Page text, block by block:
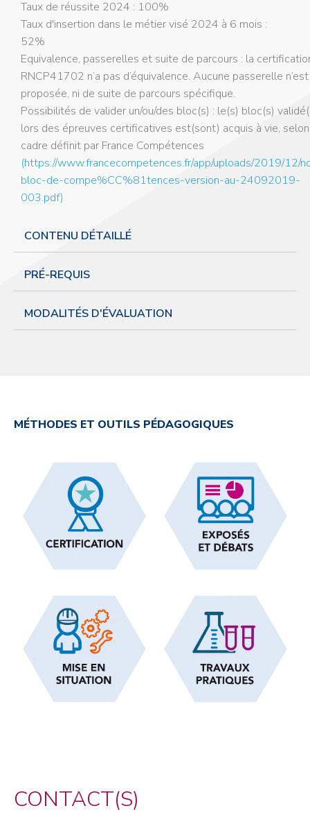
Taux de réussite 2024 : 100%
Taux d'insertion dans le métier visé 2024 à 6 mois :
52%
Equivalence, passerelles et suite de parcours : la
RNCP41702 n’a pas d’équivalence. Aucune passerelle n’est
proposée, ni de suite de parcours spécifique.
Possibilités de valider un/ou/des bloc(s) : le(s) bloc(s)
lors des épreuves certificatives est(sont) acquis à vie,
cadre définit par France Compétences
(https://www.francecompetences.fr/app/uploads/2019/12/
bloc-de-compe%CC%81tences-version-au-24092019-
003.pdf)
CONTENU DÉTAILLÉ
PRÉ-REQUIS
MODALITÉS D'ÉVALUATION
MÉTHODES ET OUTILS PÉDAGOGIQUES
CONTACT(S)